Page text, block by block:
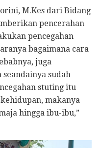
M.Kes dari Bidang
pencerahan
pencegahan
bagaimana cara
juga
sudah
stuting itu
makanya
hingga ibu-ibu,”